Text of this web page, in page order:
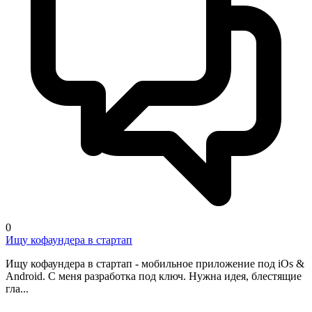
0
Ищу кофаундера в стартап
Ищу кофаундера в стартап - мобильное приложение под iOs &
Android. С меня разработка под ключ. Нужна идея, блестящие
гла...